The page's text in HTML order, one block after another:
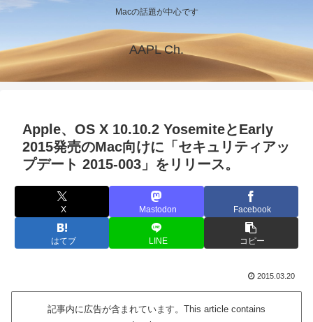
Macの話題が中心です
AAPL Ch.
Apple、OS X 10.10.2 YosemiteとEarly
2015発売のMac向けに「セキュリティアッ
プデート 2015-003」をリリース。
X Mastodon Facebook
はてブ LINE コピー
2015.03.20
記事内に広告が含まれています。This article contains